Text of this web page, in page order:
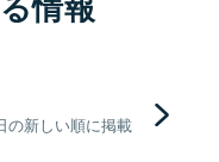
の新しい順に掲載